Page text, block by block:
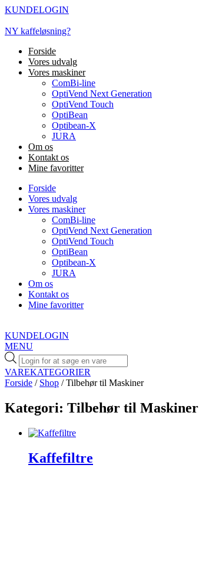
Videre
indhold
KUNDELOGIN
NY kaffeløsning?
Forside
Vores udvalg
Vores maskiner
ComBi-line
OptiVend Next Generation
OptiVend Touch
OptiBean
Optibean-X
JURA
Om os
Kontakt os
Mine favoritter
Forside
Vores udvalg
Vores maskiner
ComBi-line
OptiVend Next Generation
OptiVend Touch
OptiBean
Optibean-X
JURA
Om os
Kontakt os
Mine favoritter
KUNDELOGIN
MENU
Products
search
VAREKATEGORIER
Forside / Shop / Tilbehør til Maskiner
Kategori: Tilbehør til Maskiner
Kaffefiltre